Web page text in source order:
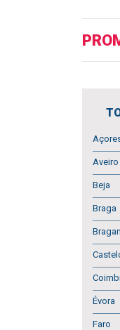
Aveiro
Beja
Braga
Évora
Faro